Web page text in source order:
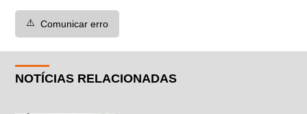
⚠️ Comunicar erro
NOTÍCIAS RELACIONADAS